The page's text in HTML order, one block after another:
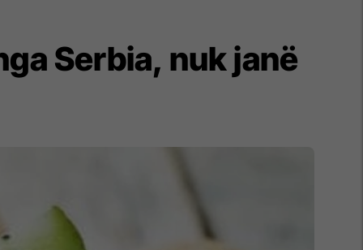
Serbia, nuk janë